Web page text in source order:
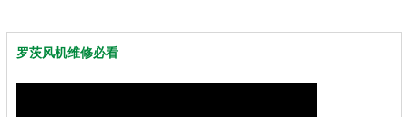
罗茨风机维修必看